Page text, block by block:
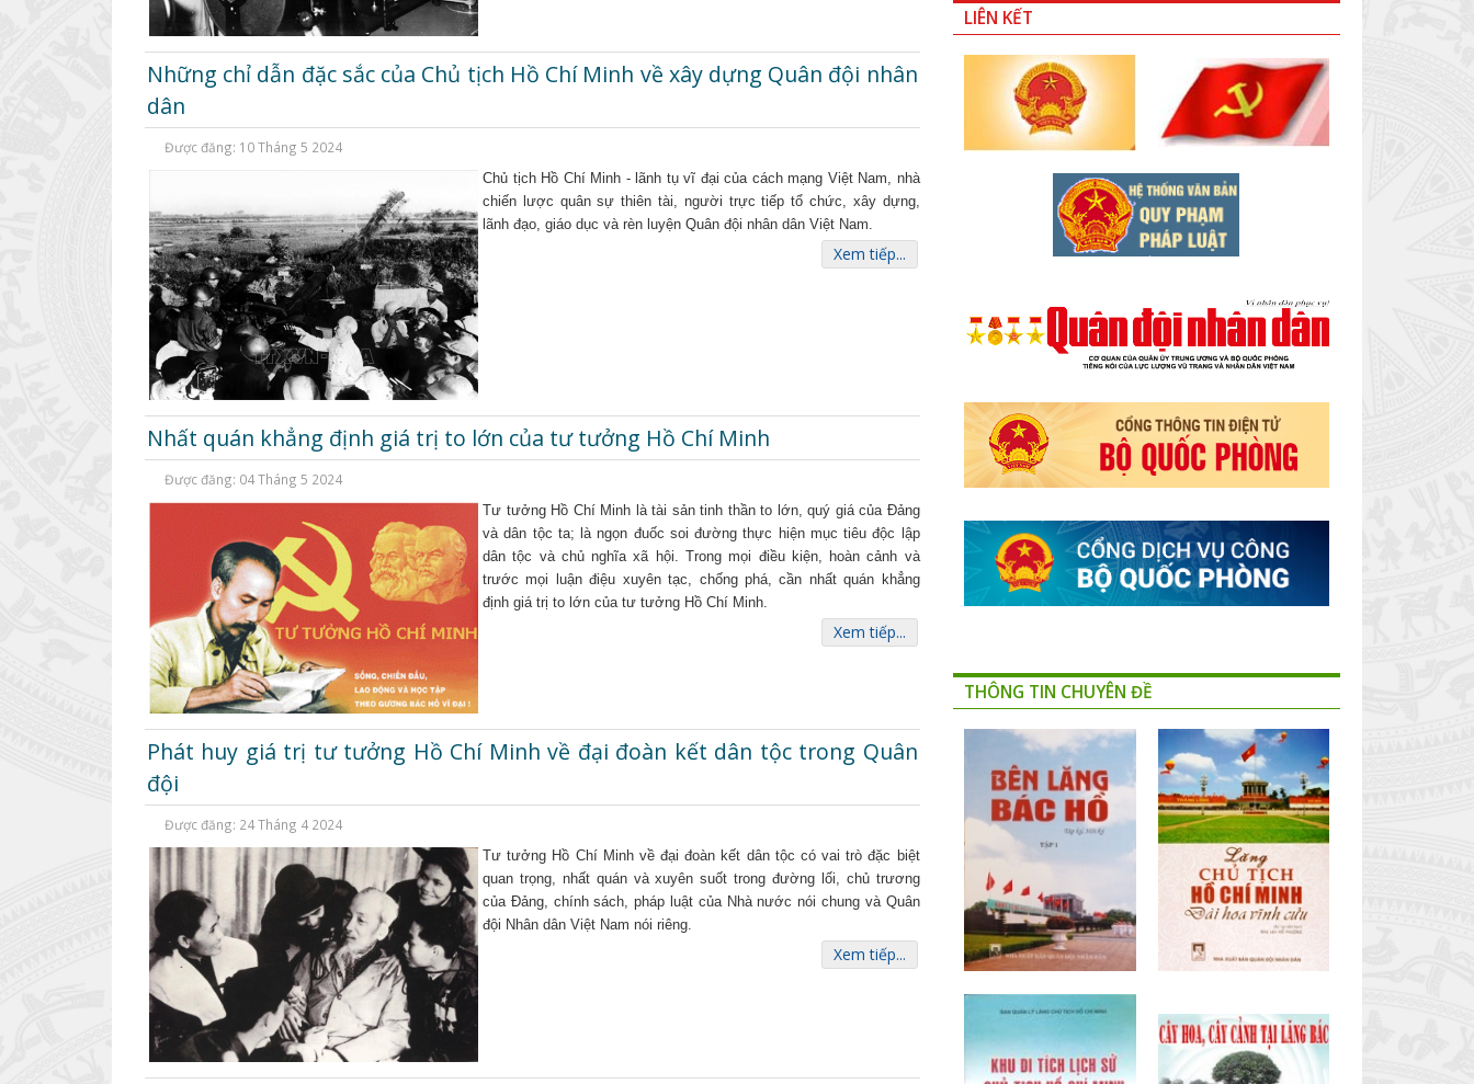
Những chỉ dẫn đặc sắc của Chủ tịch Hồ Chí Minh về xây dựng Quân đội nhân
dân
Được đăng: 10 Tháng 5 2024
Chủ tịch Hồ Chí Minh - lãnh tụ vĩ đại của cách mạng Việt Nam, nhà
chiến lược quân sự thiên tài, người trực tiếp tổ chức, xây dựng,
lãnh đạo, giáo dục và rèn luyện Quân đội nhân dân Việt Nam.
Xem tiếp...
Nhất quán khẳng định giá trị to lớn của tư tưởng Hồ Chí Minh
Được đăng: 04 Tháng 5 2024
Tư tưởng Hồ Chí Minh là tài sản tinh thần to lớn, quý giá của Đảng
và dân tộc ta; là ngọn đuốc soi đường thực hiện mục tiêu độc lập
dân tộc và chủ nghĩa xã hội. Trong mọi điều kiện, hoàn cảnh và
trước mọi luận điệu xuyên tạc, chống phá, cần nhất quán khẳng
định giá trị to lớn của tư tưởng Hồ Chí Minh.
Xem tiếp...
Phát huy giá trị tư tưởng Hồ Chí Minh về đại đoàn kết dân tộc trong Quân
đội
Được đăng: 24 Tháng 4 2024
Tư tưởng Hồ Chí Minh về đại đoàn kết dân tộc có vai trò đặc biệt
quan trọng, nhất quán và xuyên suốt trong đường lối, chủ trương
của Đảng, chính sách, pháp luật của Nhà nước nói chung và Quân
đội Nhân dân Việt Nam nói riêng.
Xem tiếp...
LIÊN KẾT
THÔNG TIN CHUYÊN ĐỀ